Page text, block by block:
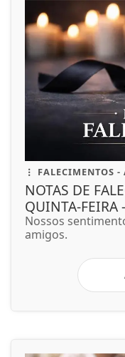
FALECIMENTOS -
NOTAS DE
QUINTA-
Nossos
amigos.